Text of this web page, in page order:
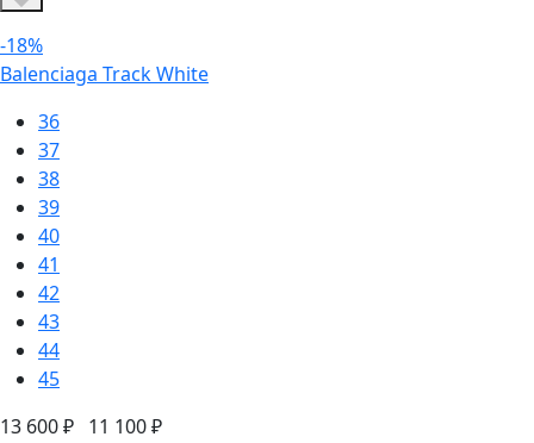
-18%
Balenciaga Track White
36
37
38
39
40
41
42
43
44
45
13 600 ₽ 11 100 ₽